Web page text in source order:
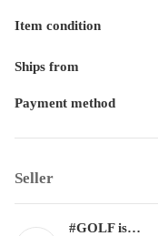
Item condition
Ships from
Payment method
Seller
#GOLF is…